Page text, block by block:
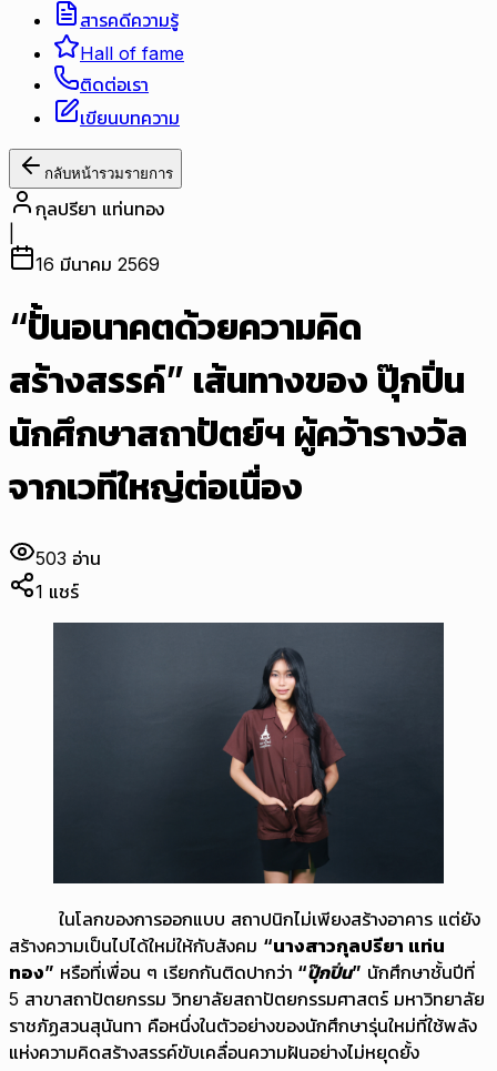
สารคดีความรู้
Hall of fame
ติดต่อเรา
เขียนบทความ
กลับหน้ารวมรายการ
กุลปรียา แท่นทอง
16 มีนาคม 2569
“ปั้นอนาคตด้วยความคิด
สร้างสรรค์” เส้นทางของ ปุ๊กปิ่น
นักศึกษาสถาปัตย์ฯ ผู้คว้ารางวัล
จากเวทีใหญ่ต่อเนื่อง
503 อ่าน
1 แชร์
ในโลกของการออกแบบ สถาปนิกไม่เพียงสร้างอาคาร แต่ยัง
สร้างความเป็นไปได้ใหม่ให้กับสังคม “นางสาวกุลปรียา แท่น
ทอง” หรือที่เพื่อน ๆ เรียกกันติดปากว่า “ปุ๊กปิ่น” นักศึกษาชั้นปีที่
5 สาขาสถาปัตยกรรม วิทยาลัยสถาปัตยกรรมศาสตร์ มหาวิทยาลัย
ราชภัฏสวนสุนันทา คือหนึ่งในตัวอย่างของนักศึกษารุ่นใหม่ที่ใช้พลัง
แห่งความคิดสร้างสรรค์ขับเคลื่อนความฝันอย่างไม่หยุดยั้ง